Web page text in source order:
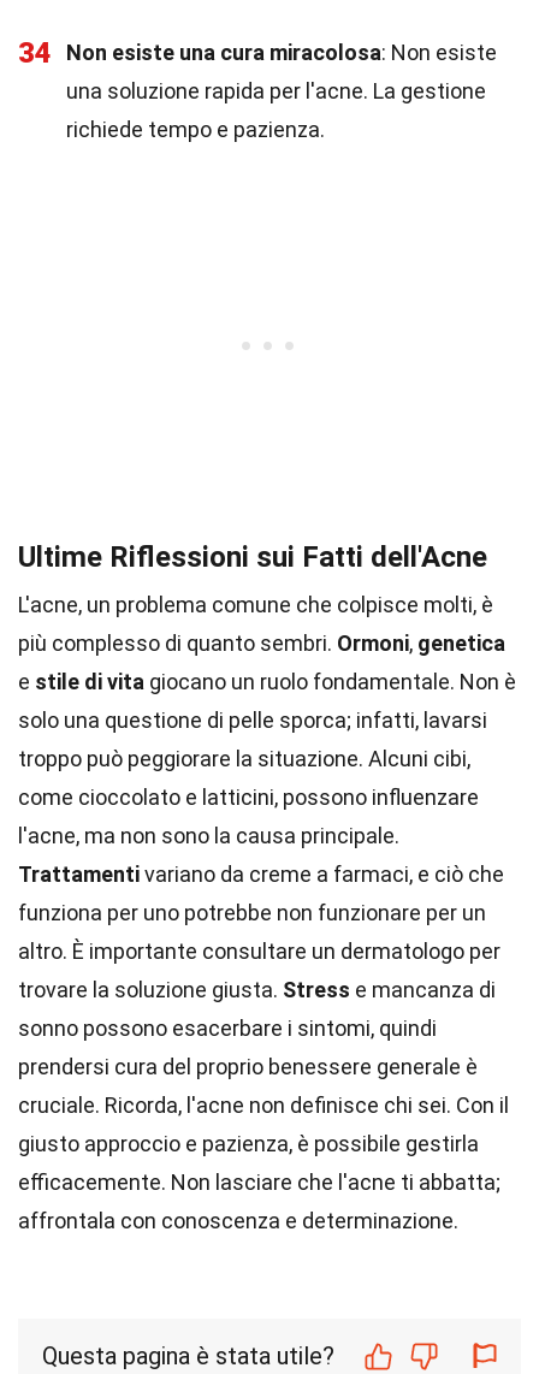
34 Non esiste una cura miracolosa: Non esiste
una soluzione rapida per l'acne. La gestione
richiede tempo e pazienza.
Ultime Riflessioni sui Fatti dell'Acne
L'acne, un problema comune che colpisce molti, è
più complesso di quanto sembri. Ormoni, genetica
e stile di vita giocano un ruolo fondamentale. Non è
solo una questione di pelle sporca; infatti, lavarsi
troppo può peggiorare la situazione. Alcuni cibi,
come cioccolato e latticini, possono influenzare
l'acne, ma non sono la causa principale.
Trattamentivariano da creme a farmaci, e ciò che
funziona per uno potrebbe non funzionare per un
altro. È importante consultare un dermatologo per
trovare la soluzione giusta. Stress e mancanza di
sonno possono esacerbare i sintomi, quindi
prendersi cura del proprio benessere generale è
cruciale. Ricorda, l'acne non definisce chi sei. Con il
giusto approccio e pazienza, è possibile gestirla
efficacemente. Non lasciare che l'acne ti abbatta;
affrontala con conoscenza e determinazione.
Questa pagina è stata utile?